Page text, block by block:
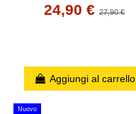
24,90 €27,90 €
Aggiungi al carrello
Nuovo